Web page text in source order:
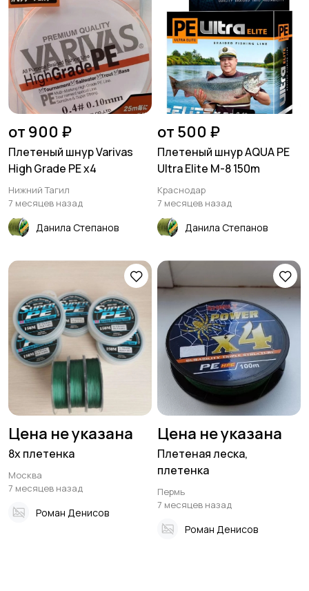
от 900 ₽
Плетеный шнур Varivas
High Grade PE x4
Нижний Тагил
7 месяцев назад
Данила Степанов
от 500 ₽
Плетеный шнур AQUA PE
Ultra Elite M-8 150m
Краснодар
7 месяцев назад
Данила Степанов
Цена не указана
8х плетенка
Москва
7 месяцев назад
Роман Денисов
Цена не указана
Плетеная леска,
плетенка
Пермь
7 месяцев назад
Роман Денисов